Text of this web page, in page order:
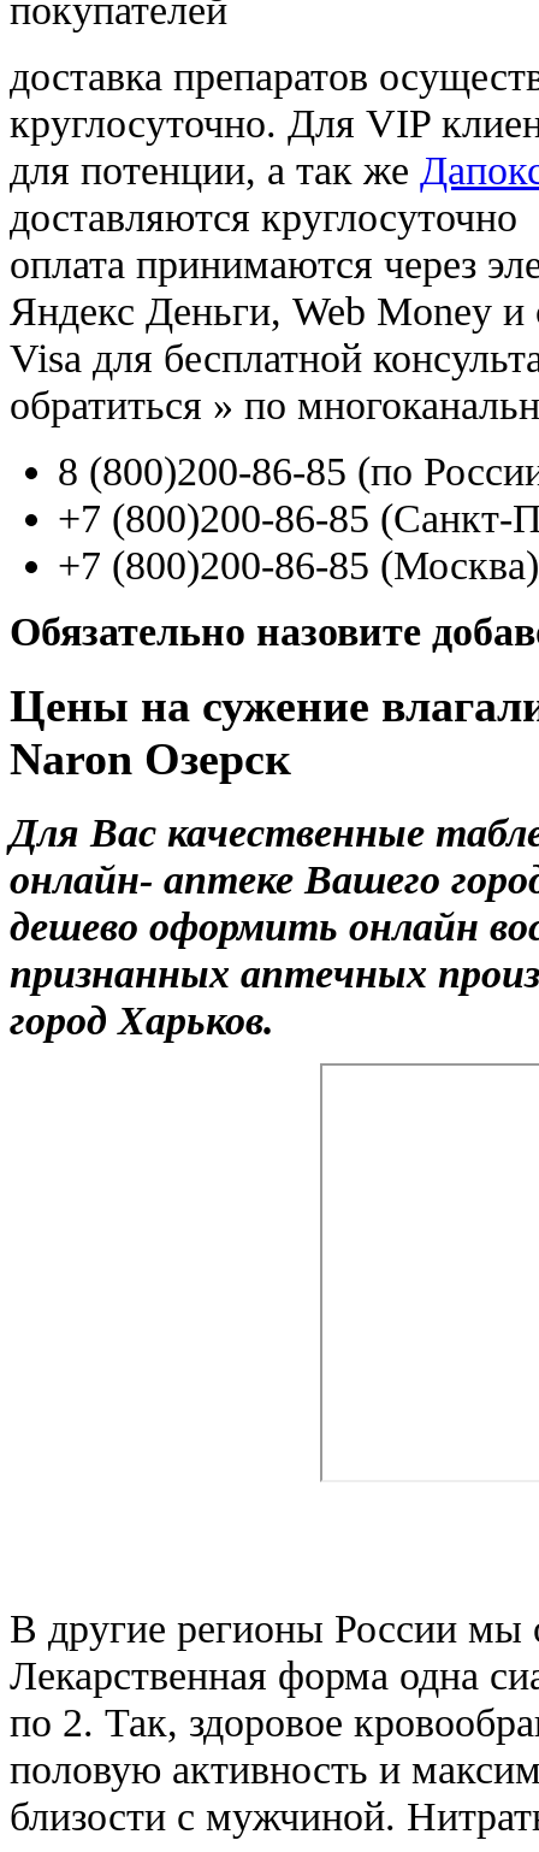
покупателей
доставка препаратов
круглосуточно. Для VIP
для потенции, а так же
доставляются круглосуточно
оплата принимаются через
Яндекс Деньги, Web Money и
Visa для бесплатной
обратиться » по
8 (800)200-86-85 (по
+7 (800)200-86-85 (Санкт-
+7 (800)200-86-85 (Москва)
Обязательно назовите
Цены на сужение
Naron Озерск
Для Вас качественные
онлайн- аптеке Вашего
дешево оформить онлайн
признанных аптечных
город Харьков.
В другие регионы России мы
Лекарственная форма одна
по 2. Так, здоровое
половую активность и
близости с мужчиной.